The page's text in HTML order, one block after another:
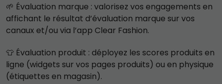
🌱 Évaluation marque : valorisez vos engagements en
affichant le résultat d’évaluation marque sur vos
canaux et/ou via l’app Clear Fashion.
👕 Évaluation produit : déployez les scores produits en
ligne (widgets sur vos pages produits) ou en physique
(étiquettes en magasin).